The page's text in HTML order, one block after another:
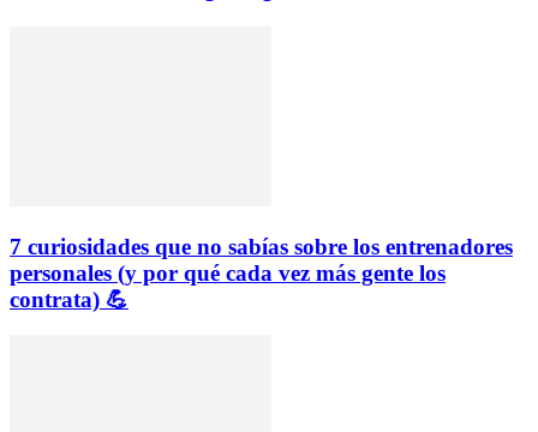
7 curiosidades que no sabías sobre los entrenadores
personales (y por qué cada vez más gente los
contrata) 💪